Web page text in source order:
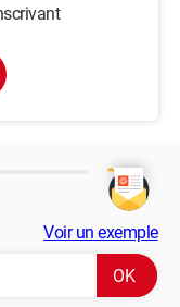
Voir un exemple